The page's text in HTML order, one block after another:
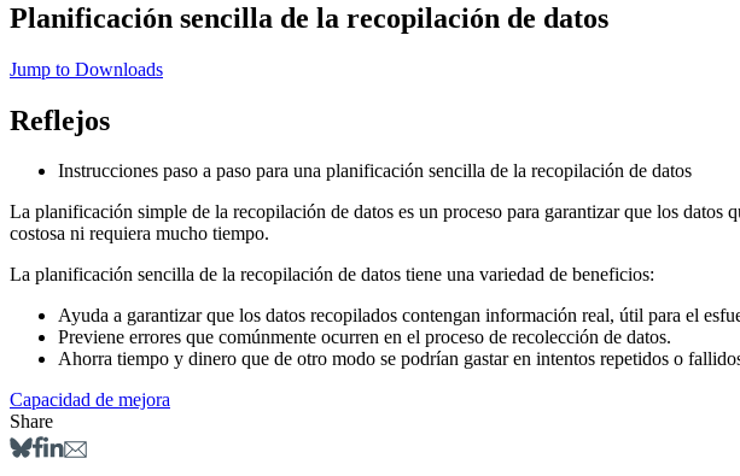
Planificación sencilla de la recopilación de datos
Jump to Downloads
Reflejos
Instrucciones paso a paso para una planificación sencilla de la recopilación de datos
La planificación simple de la recopilación de datos es un proceso para garantizar que los
costosa ni requiera mucho tiempo.
La planificación sencilla de la recopilación de datos tiene una variedad de beneficios:
Ayuda a garantizar que los datos recopilados contengan información real, útil para el
Previene errores que comúnmente ocurren en el proceso de recolección de datos.
Ahorra tiempo y dinero que de otro modo se podrían gastar en intentos repetidos o
Capacidad de mejora
Share